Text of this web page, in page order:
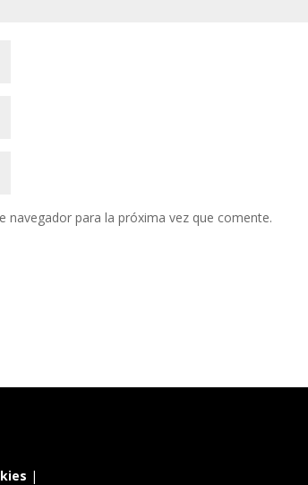
para la próxima vez que comente.
|